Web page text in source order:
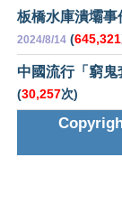
板橋水庫潰壩
2024/8/14 (645,321
中國流行「窮鬼
(30,257次)